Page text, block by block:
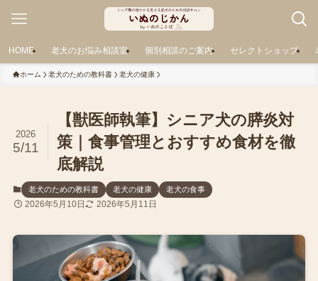
HOME 老犬のお悩み相談室 個別相談のご案内 セレクトショップ
ホーム 老犬のための教科書 老犬の健康
【獣医師執筆】シニア犬の膵炎対
策｜食事管理とおすすめ食材を徹
底解説
2026
5/11
老犬のための教科書 老犬の健康 老犬の食事
2026年5月10日 2026年5月11日